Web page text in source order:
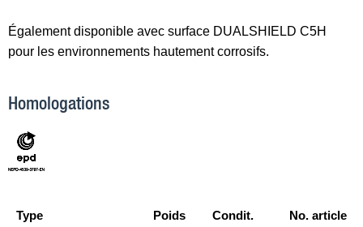
Également disponible avec surface DUALSHIELD C5H
pour les environnements hautement corrosifs.
Homologations
Type
Poids
Condit.
No. article